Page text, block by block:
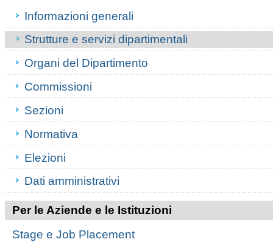
Navigazione
Informazioni generali
Strutture e servizi dipartimentali
Organi del Dipartimento
Commissioni
Sezioni
Normativa
Elezioni
Dati amministrativi
Per le Aziende e le Istituzioni
Stage e Job Placement